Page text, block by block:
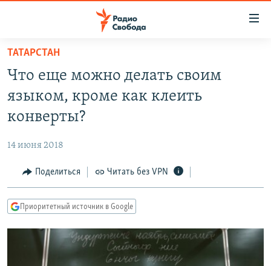
упрощенного
доступа
основному
Вернутся
Вернутся
ПОДКАСТЫ
АВТОРСКИЕ ПРОЕКТЫ
МНЕНИЯ
КУЛЬТУРА
КАВКАЗ.РЕАЛИИ
СЕВЕР.РЕАЛИИ
СИБИРЬ.РЕАЛИИ
ТАТАРСТАН
Что еще можно делать своим
языком, кроме как клеить
конверты?
14 июня 2018
Поделиться Читать без VPN
Приоритетный источник в Google